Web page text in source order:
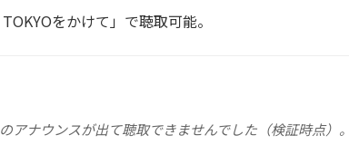
をかけて」で聴取可能。
アナウンスが出て聴取できませんでした（検証時点）。